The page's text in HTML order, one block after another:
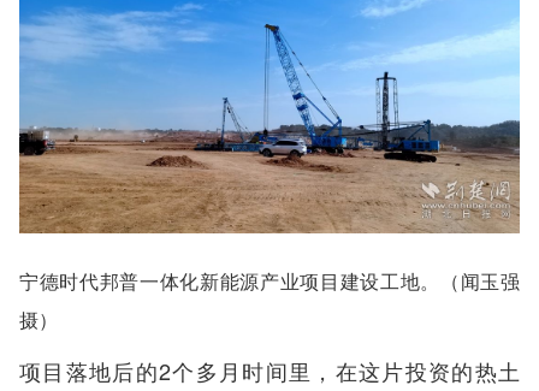
宁德时代邦普一体化新能源产业项目建设工地。（闻玉强
摄）
项目落地后的2个多月时间里，在这片投资的热土